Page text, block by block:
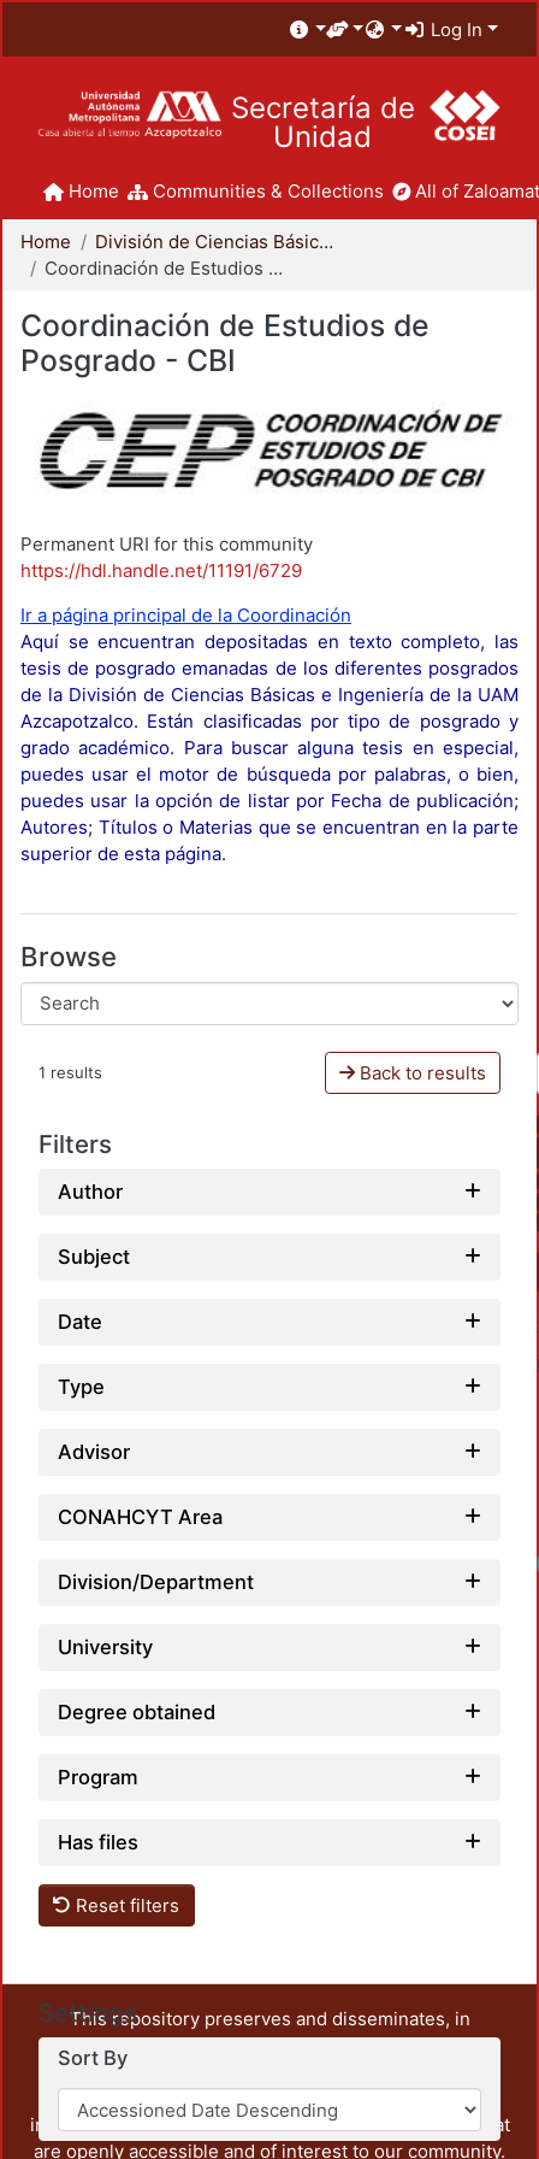
Log In
Secretaría de
Unidad
Home Communities & Collections All of
Home
División de Ciencias Básicas e Ingeniería
Coordinación de Estudios de Posgrado - CBI
Coordinación de Estudios de
Posgrado - CBI
Permanent URI for this community
https://hdl.handle.net/11191/6729
Ir a página principal de la Coordinación
Aquí se encuentran depositadas en texto completo, las
tesis de posgrado emanadas de los diferentes posgrados
de la División de Ciencias Básicas e Ingeniería de la UAM
Azcapotzalco. Están clasificadas por tipo de posgrado y
grado académico. Para buscar alguna tesis en especial,
puedes usar el motor de búsqueda por palabras, o bien,
puedes usar la opción de listar por Fecha de publicación;
Autores; Títulos o Materias que se encuentran en la parte
superior de esta página.
Browse
1 results Back to results
Filters
Author
Subject
Date
Type
Advisor
CONAHCYT Area
Division/Department
University
Degree obtained
Program
Has files
Reset filters
Settings
Sort By
This repository preserves and disseminates, in
unrestricted open access, the teaching and research
output of UAM Azcapotzalco. It also includes some
administrative and graphic documents from the
institution, as well as content from other institutions that
are openly accessible and of interest to our community.